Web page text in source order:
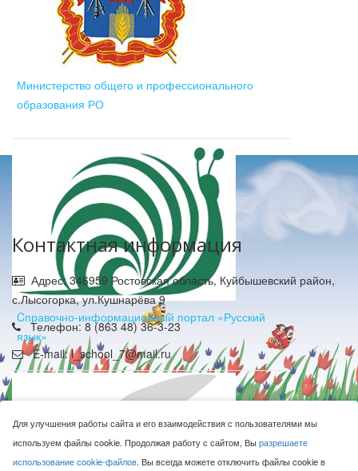
Министерство общего и профессионального
образования РО
Cправочно-информационный портал «Русский
язык»
Контактная информация
Адрес: 346959 Ростовская область, Куйбышевский район,
с.Лысогорка, ул.Кушнарёва 9
Телефон: 8 (863 48) 36-3-23
E-mail: l_school_7@mail.ru
Для улучшения работы сайта и его взаимодействия с пользователями мы
используем файлы cookie. Продолжая работу с сайтом, Выразрешаете
использование cookie-файлов. Вы всегда можете отключить файлы cookie в